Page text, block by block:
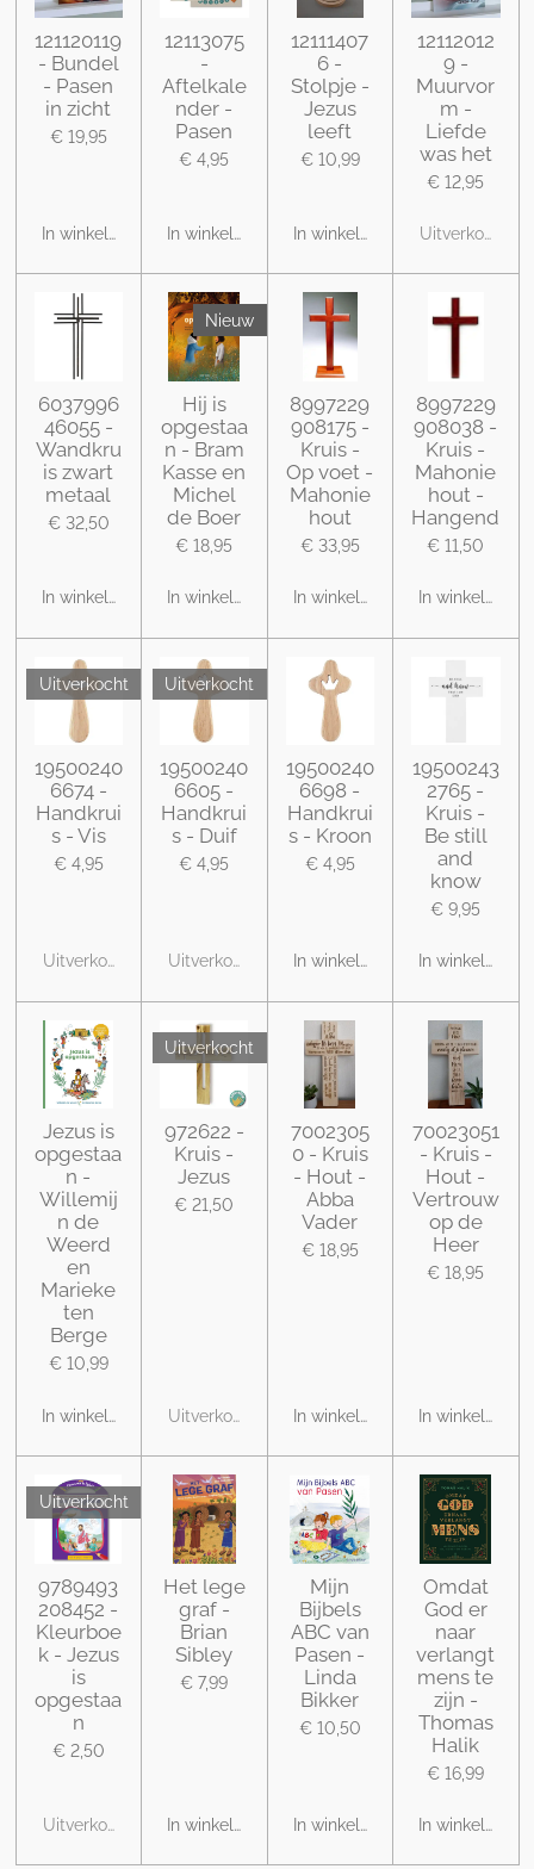
121120119
- Bundel
- Pasen
in zicht
€ 19,95
In winkelwagen
12113075
-
Aftelkale
nder -
Pasen
€ 4,95
In winkelwagen
12111407
6 -
Stolpje -
Jezus
leeft
€ 10,99
In winkelwagen
12112012
9 -
Muurvor
m -
Liefde
was het
€ 12,95
Uitverkocht
6037996
46055 -
Wandkru
is zwart
metaal
€ 32,50
In winkelwagen
Nieuw
Hij is
opgestaa
n - Bram
Kasse en
Michel
de Boer
€ 18,95
In winkelwagen
8997229
908175 -
Kruis -
Op voet -
Mahonie
hout
€ 33,95
In winkelwagen
8997229
908038 -
Kruis -
Mahonie
hout -
Hangend
€ 11,50
In
Uitverkocht
19500240
6674 -
Handkrui
s - Vis
€ 4,95
Uitverkocht
Uitverkocht
19500240
6605 -
Handkrui
s - Duif
€ 4,95
Uitverkocht
19500240
6698 -
Handkrui
s - Kroon
€ 4,95
In winkelwagen
19500243
2765 -
Kruis -
Be still
and
know
€ 9,95
In
Jezus is
opgestaa
n -
Willemij
n de
Weerd
en
Marieke
ten
Berge
€ 10,99
In winkelwagen
Uitverkocht
972622 -
Kruis -
Jezus
€ 21,50
Uitverkocht
7002305
0 - Kruis
- Hout -
Abba
Vader
€ 18,95
In winkelwagen
70023051
- Kruis -
Hout -
Vertrouw
op de
Heer
€ 18,95
In
Uitverkocht
9789493
208452 -
Kleurboe
k - Jezus
is
opgestaa
n
€ 2,50
Uitverkocht
Het lege
graf -
Brian
Sibley
€ 7,99
In winkelwagen
Mijn
Bijbels
ABC van
Pasen -
Linda
Bikker
€ 10,50
In winkelwagen
Omdat
God er
naar
verlangt
mens te
zijn -
Thomas
Halik
€ 16,99
In